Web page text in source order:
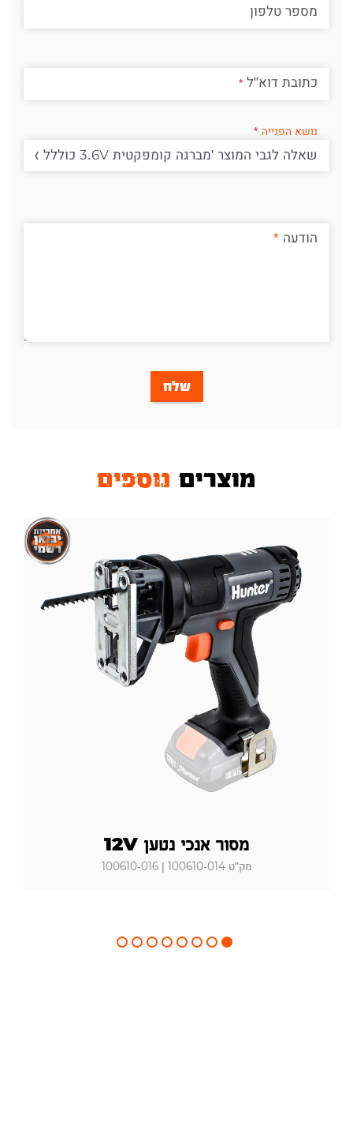
מספר טלפון
כתובת דוא"ל
נושא הפנייה
הודעה
שלח
מוצרים נוספים
מסור אנכי נטען 12V
מק"ט 100610-014 | 100610-016